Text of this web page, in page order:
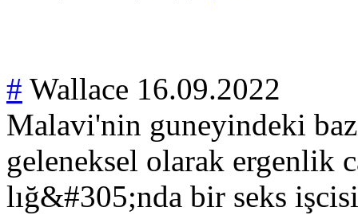
# Wallace 16.09.2022
Malavi'nin guneyindeki
geleneksel olarak ergenlik
lığ&#305;nda bir seks